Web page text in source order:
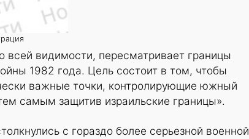
всей видимости, пересматривает границы
1982 года. Цель состоит в том, чтобы
важные точки, контролирующие южный
самым защитив израильские границы».
с гораздо более серьезной военной